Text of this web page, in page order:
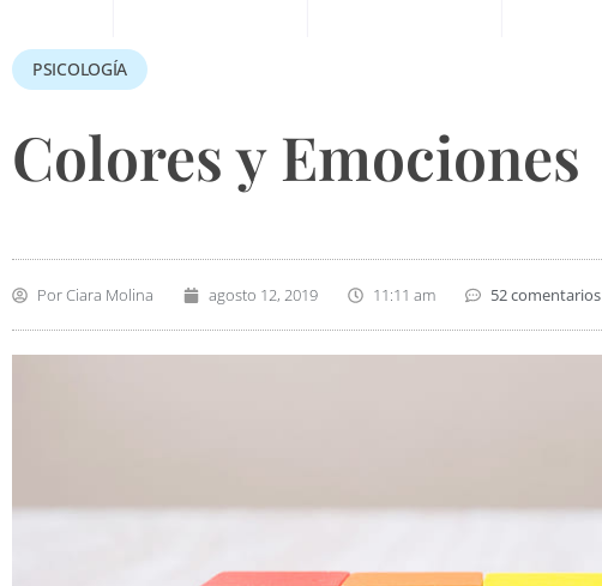
PSICOLOGÍA
Colores y Emociones
PorCiara Molina agosto 12, 2019 11:11 am 52 comentarios